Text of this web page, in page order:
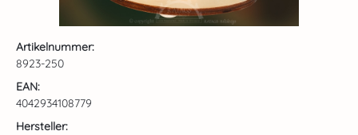
Artikelnummer:
8923-250
EAN:
4042934108779
Hersteller: